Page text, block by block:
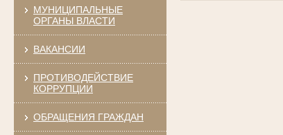
МУНИЦИПАЛЬНЫЕ
ОРГАНЫ ВЛАСТИ
ВАКАНСИИ
ПРОТИВОДЕЙСТВИЕ
КОРРУПЦИИ
ОБРАЩЕНИЯ ГРАЖДАН